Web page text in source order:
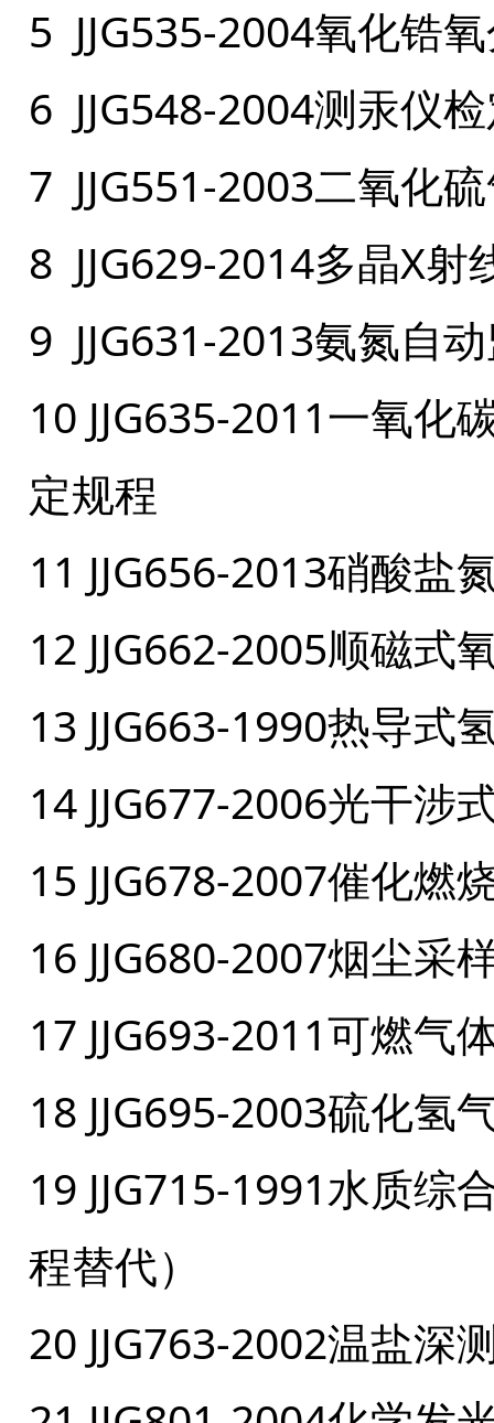
5 JJG535-2004氧化锆
6 JJG548-2004测汞仪
7 JJG551-2003二氧化
8 JJG629-2014多晶X射
9 JJG631-2013氨氮自
10 JJG635-2011一氧化
定规程
11 JJG656-2013硝酸盐
12 JJG662-2005顺磁式
13 JJG663-1990热导式
14 JJG677-2006光干涉
15 JJG678-2007催化燃
16 JJG680-2007烟尘采
17 JJG693-2011可燃气
18 JJG695-2003硫化氢
19 JJG715-1991水质综
程替代）
20 JJG763-2002温盐深